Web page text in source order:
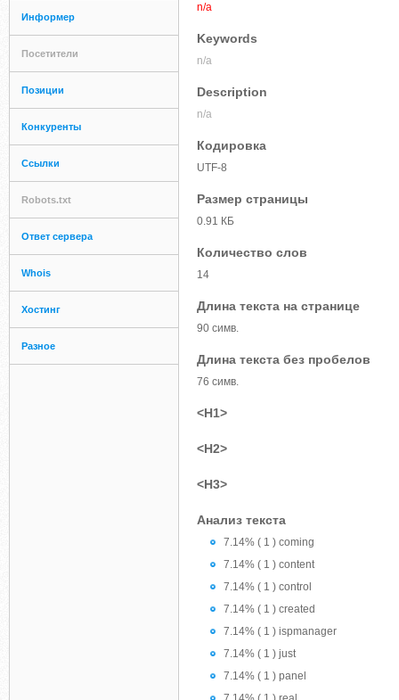
Информер
Посетители
Позиции
Конкуренты
Ссылки
Robots.txt
Ответ сервера
Whois
Хостинг
Разное
n/a
Keywords
n/a
Description
n/a
Кодировка
UTF-8
Размер страницы
0.91 КБ
Количество слов
14
Длина текста на странице
90 симв.
Длина текста без пробелов
76 симв.
<H1>
<H2>
<H3>
Анализ текста
7.14% ( 1 ) coming
7.14% ( 1 ) content
7.14% ( 1 ) control
7.14% ( 1 ) created
7.14% ( 1 ) ispmanager
7.14% ( 1 ) just
7.14% ( 1 ) panel